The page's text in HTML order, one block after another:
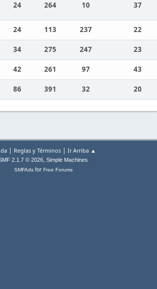
24 264 10 37
24 113 237
22
34 275 247
23
42 261 97
43
86 391 32 20
| Reglas y Términos | Ir Arriba ▲
2.1.7 © 2026, Simple Machines
SMFAdsfor Free Forums